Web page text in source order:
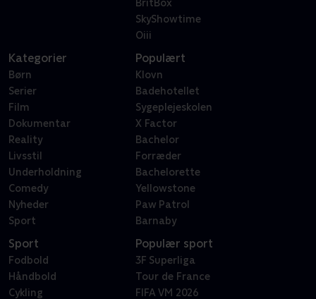
BritBox
SkyShowtime
Oiii
Kategorier
Børn
Serier
Film
Dokumentar
Reality
Livsstil
Underholdning
Comedy
Nyheder
Sport
Populært
Klovn
Badehotellet
Sygeplejeskolen
X Factor
Bachelor
Forræder
Bachelorette
Yellowstone
Paw Patrol
Barnaby
Sport
Fodbold
Håndbold
Cykling
Populær sport
3F Superliga
Tour de France
FIFA VM 2026